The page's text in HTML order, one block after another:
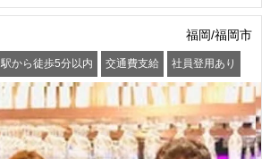
福岡/福岡市
駅から徒歩5分以内 交通費支給 社員登用あり